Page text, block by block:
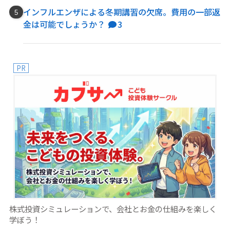
インフルエンザによる冬期講習の欠席。費用の一部返
金は可能でしょうか？
3
PR
株式投資シミュレーションで、会社とお金の仕組みを楽しく
学ぼう！